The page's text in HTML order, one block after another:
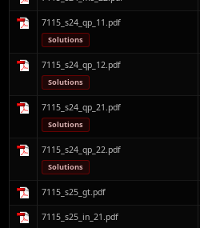
7115_s24_qp_11.pdf
Solutions
7115_s24_qp_12.pdf
Solutions
7115_s24_qp_21.pdf
Solutions
7115_s24_qp_22.pdf
Solutions
7115_s25_gt.pdf
7115_s25_in_21.pdf